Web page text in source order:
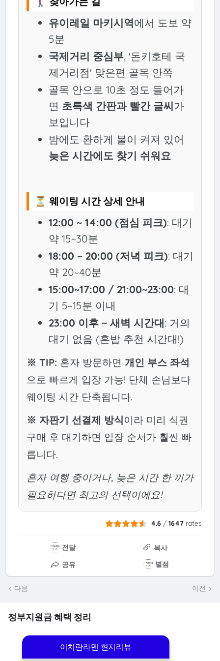
유이레일 마키시역에서 도보 약
5분
국제거리 중심부, '돈키호테 국
제거리점' 맞은편 골목 안쪽
골목 안으로 10초 정도 들어가
면 초록색 간판과 빨간 글씨가
보입니다
밤에도 환하게 불이 켜져 있어
늦은 시간에도 찾기 쉬워요
⏳ 웨이팅 시간 상세 안내
12:00 ~ 14:00 (점심 피크): 대기
약 15~30분
18:00 ~ 20:00 (저녁 피크): 대기
약 20~40분
15:00~17:00 / 21:00~23:00: 대
기 5~15분 이내
23:00 이후 ~ 새벽 시간대: 거의
대기 없음 (혼밥 추천 시간대!)
※ TIP: 혼자 방문하면 개인 부스 좌석
으로 빠르게 입장 가능! 단체 손님보다
웨이팅 시간 단축됩니다.
※ 자판기 선결제 방식이라 미리 식권
구매 후 대기하면 입장 순서가 훨씬 빠
릅니다.
혼자 여행 중이거나, 늦은 시간 한 끼가
필요하다면 최고의 선택이에요!
이치란라멘 현지리뷰
4.6 /1647 rates
전달
복사
공유
별점
다음 이전
정부지원금 혜택 정리